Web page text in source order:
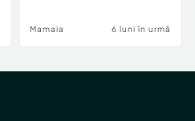
Mamaia 6 luni în urmă